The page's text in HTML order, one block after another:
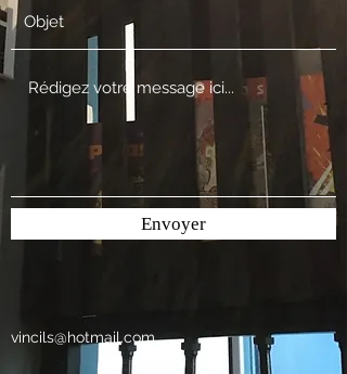
Envoyer
vincils@hotmail.com